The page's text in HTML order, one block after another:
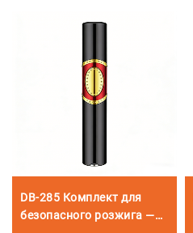
DB-285 Комплект для
безопасного розжига —